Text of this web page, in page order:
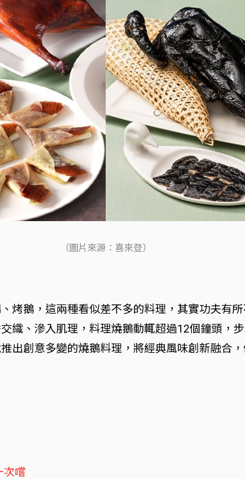
（圖片來源：喜來登）
烤鵝，這兩種看似差不多的料理，其實功夫有
織、滲入肌理，料理燒鵝動輒超過12個鐘頭，
出創意多變的燒鵝料理，將經典風味創新融合，
次嚐